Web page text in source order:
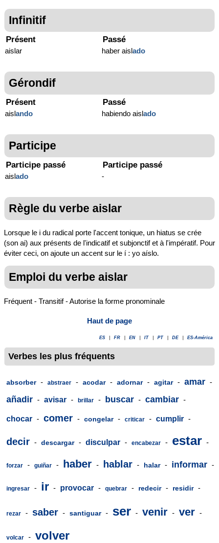
Infinitif
Présent
aislar
Passé
haber aislado
Gérondif
Présent
aislando
Passé
habiendo aislado
Participe
Participe passé
aislado
Participe passé
-
Règle du verbe aislar
Lorsque le i du radical porte l'accent tonique, un hiatus se crée
(son ai) aux présents de l'indicatif et subjonctif et à l'impératif. Pour
éviter ceci, on ajoute un accent sur le í : yo aíslo.
Emploi du verbe aislar
Fréquent - Transitif - Autorise la forme pronominale
Haut de page
ES FR EN IT PT DE ES-América
Verbes les plus fréquents
absorber - abstraer - acodar - adornar - agitar - amar -
añadir - avisar - brillar - buscar - cambiar -
chocar - comer - congelar - criticar - cumplir -
decir - descargar - disculpar - encabezar - estar -
forzar - guiñar - haber - hablar - halar - informar -
ingresar - ir - provocar - quebrar - redecir - residir -
rezar - saber - santiguar - ser - venir - ver -
volcar - volver